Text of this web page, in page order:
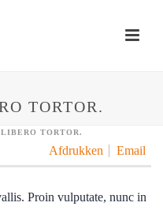
TORTOR.
TORTOR.
Afdrukken Email
Proin vulputate, nunc in